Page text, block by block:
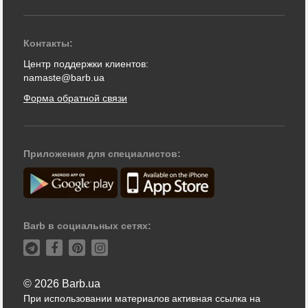
Контакты:
Центр поддержки клиентов:
namaste@barb.ua
Форма обратной связи
Приложения для специалистов:
Barb в социальных сетях:
© 2026 Barb.ua
При использовании материалов активная ссылка на